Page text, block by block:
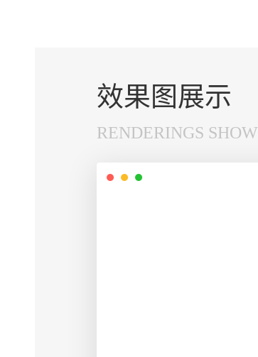
效果图展示
RENDERINGS SHOW